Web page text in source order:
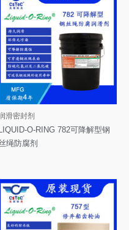
滑密封剂
LIQUID-O-RING 782可降解型钢
绳防腐剂